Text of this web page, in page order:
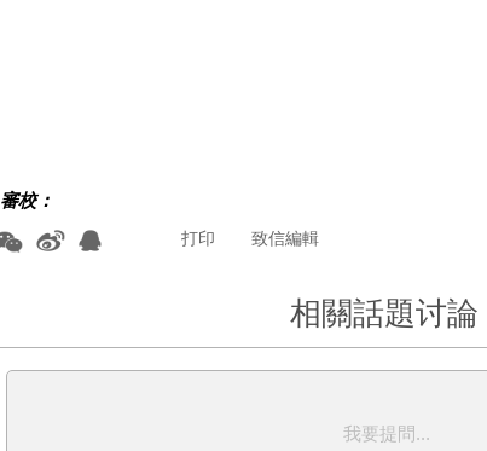
審校：
致信編輯
打印
相關話題讨論
我要提問...